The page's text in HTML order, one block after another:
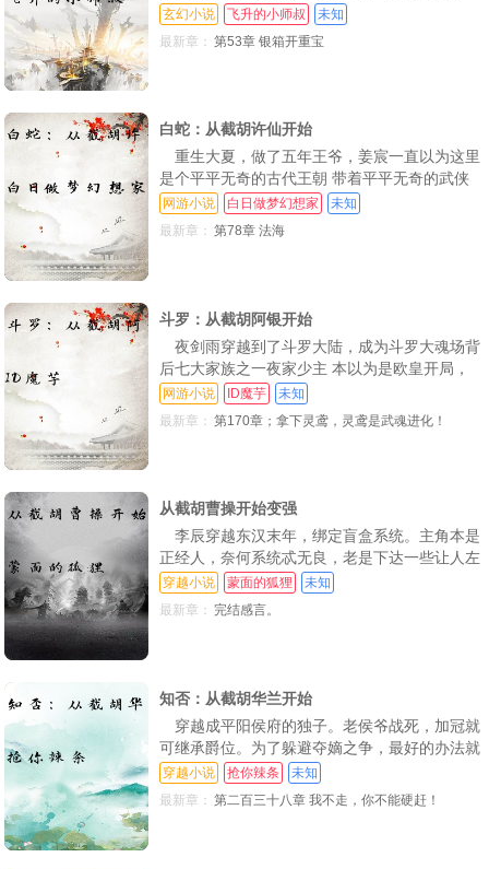
上古遗迹出世，异能者觉醒，武者现世，妖兽横
行 万物进化势不可挡！李成重生到末世前一小
时，截胡他人机缘后，发现自己杀怪能变强，还
玄幻小说 飞升的小师叔
未知
最新章： 第53章 银箱开重宝
白蛇：从截胡许仙开始
重生大夏，做了五年王爷，姜宸一直以为这里
是个平平无奇的古代王朝 带着平平无奇的武侠
色彩。而他也有个平平无奇的人生目标。成为天
下无敌的武林高手，然后夺了鸟位当皇帝，骑在
从许仙这
网游小说 白日做梦幻想家
未知
最新章： 第78章 法海
斗罗：从截胡阿银开始
夜剑雨穿越到了斗罗大陆，成为斗罗大魂场背
后七大家族之一夜家少主 本以为是欧皇开局，
结果父母接连遭到意外，老爷子走火入魔而亡。
巨大的利益无高端战力守护，夜家岌岌可危，灭
网游小说 ID魔芋
未知
最新章： 第170章；拿下灵鸢，灵鸢是武魂进化！
从截胡曹操开始变强
李辰穿越东汉末年，绑定盲盒系统。主角本是
正经人，奈何系统忒无良，老是下达一些让人左
（shi）右（fen）为（xi）难（huan）的任务 任
务目标一，洛神，获得奖励黄金盲盒。任务目标
穿越小说 蒙面的狐狸
未知
最新章： 完结感言。
知否：从截胡华兰开始
穿越成平阳侯府的独子。老侯爷战死，加冠就
可继承爵位。为了躲避夺嫡之争，最好的办法就
是在整个汴京打响“名气。那就从截胡袁家，求
娶华兰开始！
穿越小说 抢你辣条
未知
最新章： 第二百三十八章 我不走，你不能硬赶！